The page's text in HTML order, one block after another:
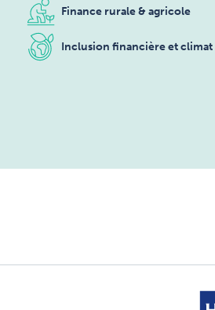
Finance rurale & agricole
Inclusion financière et climat